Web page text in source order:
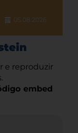
05.08.2026
e reproduzir
embed